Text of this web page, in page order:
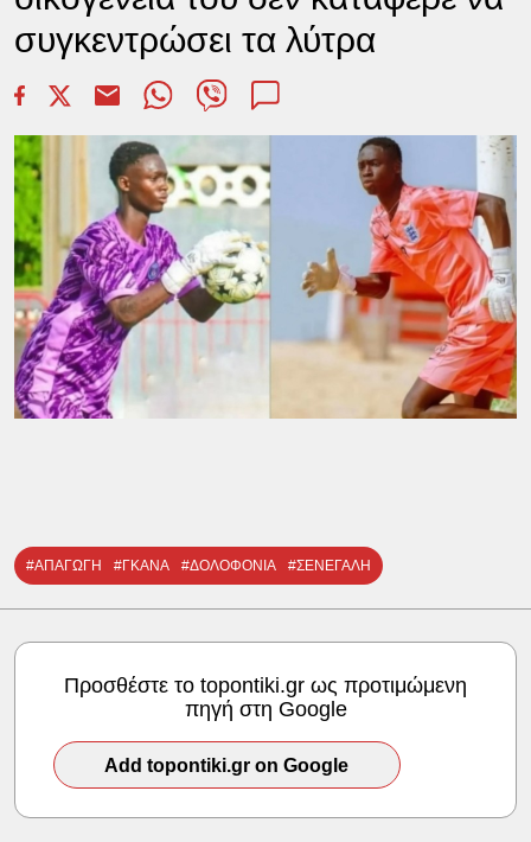
συγκεντρώσει τα λύτρα
#ΑΠΑΓΩΓΗ #ΓΚΑΝΑ #ΔΟΛΟΦΟΝΙΑ #ΣΕΝΕΓΑΛΗ
Προσθέστε το topontiki.gr ως προτιμώμενη
πηγή στη Google
Add topontiki.gr on Google